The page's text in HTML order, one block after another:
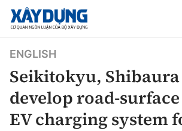
TIN BỘ XÂY DỰNG
CHUYÊN MỤC
ENGLISH
Seikitokyu,
develop road-
EV charging system